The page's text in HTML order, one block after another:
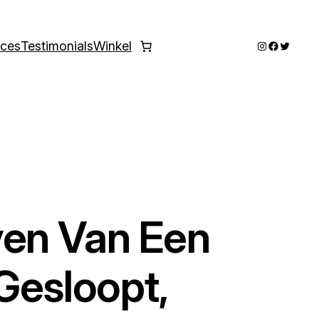
TestimonialsWinkel Instagram
Twitter
Van Een